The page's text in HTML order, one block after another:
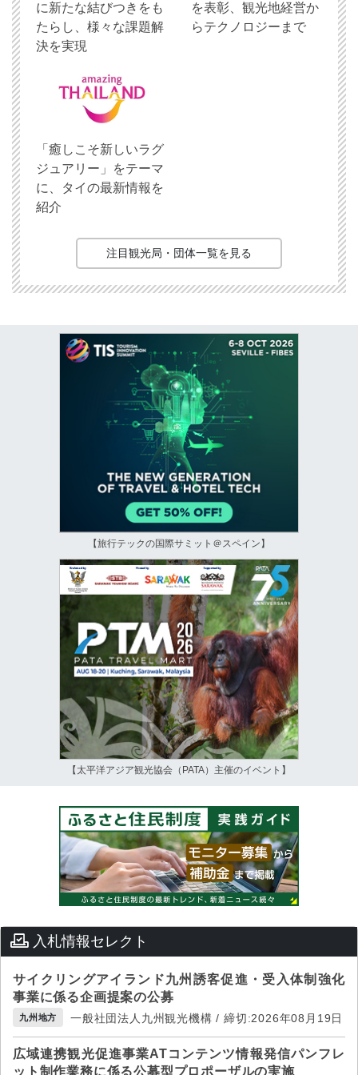
に新たな結びつきをも
たらし、様々な課題解
決を実現
を表彰、観光地経営か
らテクノロジーまで
「癒しこそ新しいラグ
ジュアリー」をテーマ
に、タイの最新情報を
紹介
注目観光局・団体一覧を見る
【旅行テックの国際サミット＠スペイン】
【太平洋アジア観光協会（PATA）主催のイベント】
入札情報セレクト
サイクリングアイランド九州誘客促進・受入体制強化
事業に係る企画提案の公募
九州地方 一般社団法人九州観光機構 / 締切:2026年08月19日
広域連携観光促進事業ATコンテンツ情報発信パンフレ
ット制作業務に係る公募型プロポーザルの実施